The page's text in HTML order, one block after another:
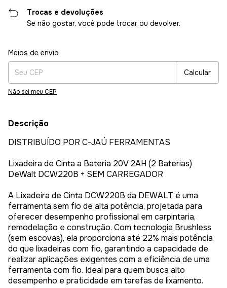
Trocas e devoluções
Se não gostar, você pode trocar ou devolver.
Entregas para o CEP:
Meios de envio
Calcular
Não sei meu CEP
Descrição
DISTRIBUÍDO POR C-JAÚ FERRAMENTAS
Lixadeira de Cinta a Bateria 20V 2AH (2 Baterias)
DeWalt DCW220B + SEM CARREGADOR
A Lixadeira de Cinta DCW220B da DEWALT é uma
ferramenta sem fio de alta potência, projetada para
oferecer desempenho profissional em carpintaria,
remodelação e construção. Com tecnologia Brushless
(sem escovas), ela proporciona até 22% mais potência
do que lixadeiras com fio, garantindo a capacidade de
realizar aplicações exigentes com a eficiência de uma
ferramenta com fio. Ideal para quem busca alto
desempenho e praticidade em tarefas de lixamento.